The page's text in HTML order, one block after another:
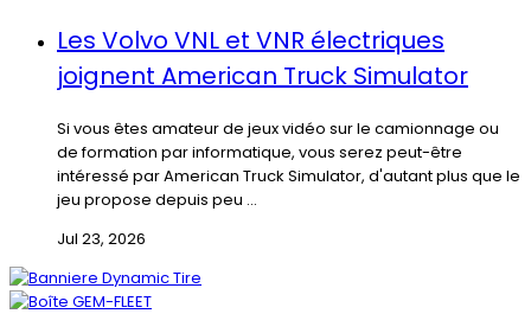
Les Volvo VNL et VNR électriques
joignent American Truck Simulator
Si vous êtes amateur de jeux vidéo sur le camionnage ou
de formation par informatique, vous serez peut-être
intéressé par American Truck Simulator, d'autant plus que le
jeu propose depuis peu ...
Jul 23, 2026